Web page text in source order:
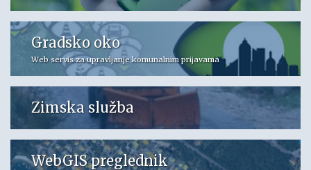
Gradsko oko
Web servis za upravljanje komunalnim prijavama
Zimska služba
WebGIS preglednik